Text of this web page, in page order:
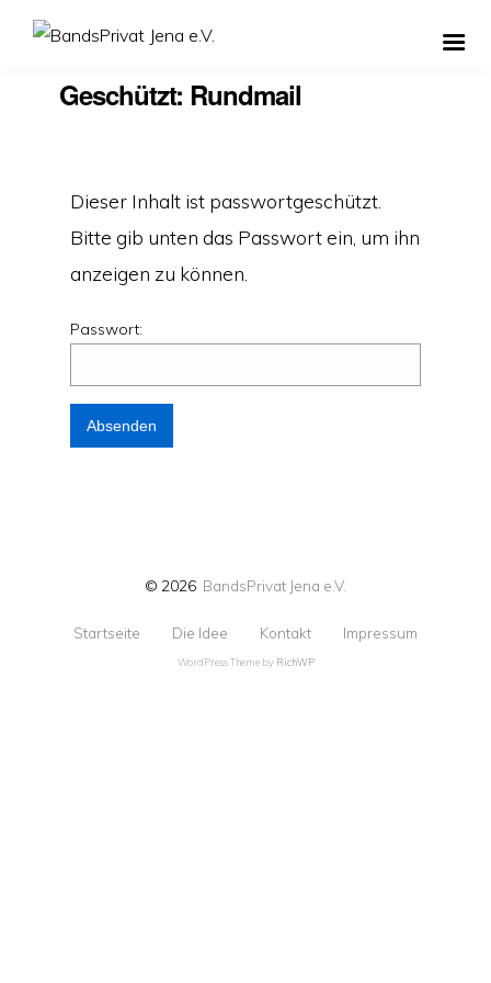
Geschützt: Rundmail
Dieser Inhalt ist passwortgeschützt.
Bitte gib unten das Passwort ein, um ihn
anzeigen zu können.
Passwort:
© 2026 BandsPrivat Jena e.V.
Startseite Die Idee Kontakt Impressum
WordPress Theme by RichWP